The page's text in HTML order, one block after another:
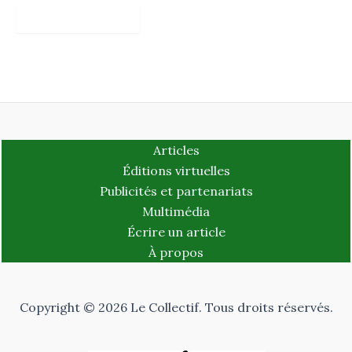
Articles
Éditions virtuelles
Publicités et partenariats
Multimédia
Écrire un article
À propos
Copyright © 2026 Le Collectif. Tous droits réservés.